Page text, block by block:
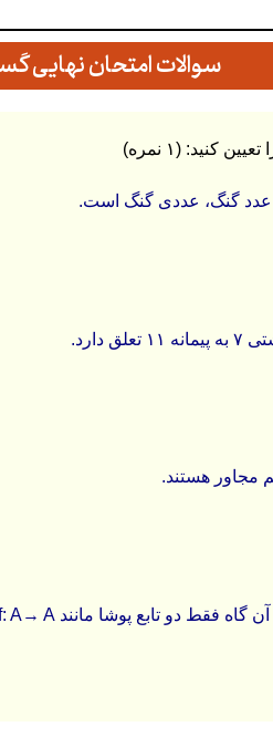
سوالات امتحان نهایی
گنگ، عددی گنگ است.
مجاور هستند.